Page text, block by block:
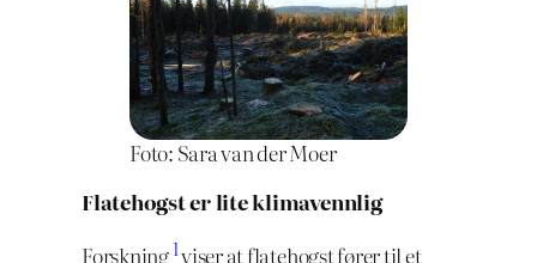
Foto: Sara van der Moer
Flatehogst er lite klimavennlig
Forskning1viser at flatehogst fører til et